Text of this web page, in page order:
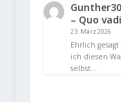
Gunther30
– Quo
23. März 2026
Ehrlich
ich diesen
selbst…